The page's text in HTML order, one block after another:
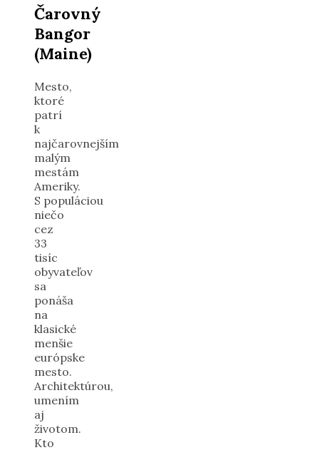
Čarovný
Bangor
(Maine)
Mesto,
ktoré
patrí
k
najčarovnejším
malým
mestám
Ameriky.
S populáciou
niečo
cez
33
tisíc
obyvateľov
sa
ponáša
na
klasické
menšie
európske
mesto.
Architektúrou,
umením
aj
životom.
Kto